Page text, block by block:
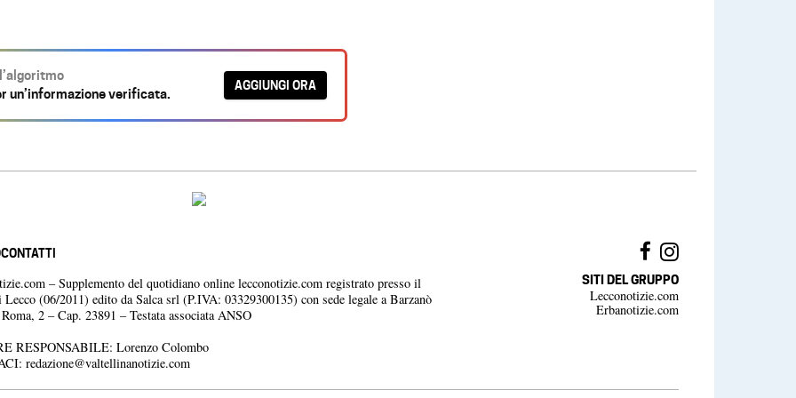
un’informazione verificata.
AGGIUNGI ORA
CONTATTI
– Supplemento del quotidiano online lecconotizie.com registrato presso il
(06/2011) edito da Salca srl (P.IVA: 03329300135) con sede legale a Barzanò
2 – Cap. 23891 – Testata associata ANSO
RESPONSABILE: Lorenzo Colombo
redazione@valtellinanotizie.com
SITI DEL GRUPPO
Lecconotizie.com
Erbanotizie.com